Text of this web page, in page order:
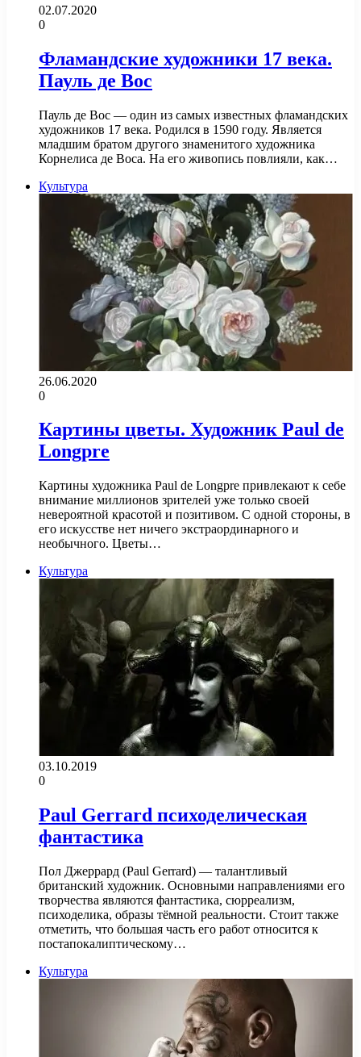
02.07.2020
0
Фламандские художники 17 века.
Пауль де Вос
Пауль де Вос — один из самых известных фламандских
художников 17 века. Родился в 1590 году. Является
младшим братом другого знаменитого художника
Корнелиса де Воса. На его живопись повлияли, как…
Культура
26.06.2020
0
Картины цветы. Художник Paul de
Longpre
Картины художника Paul de Longpre привлекают к себе
внимание миллионов зрителей уже только своей
невероятной красотой и позитивом. С одной стороны, в
его искусстве нет ничего экстраординарного и
необычного. Цветы…
Культура
03.10.2019
0
Paul Gerrard психоделическая
фантастика
Пол Джеррард (Paul Gerrard) — талантливый
британский художник. Основными направлениями его
творчества являются фантастика, сюрреализм,
психоделика, образы тёмной реальности. Стоит также
отметить, что большая часть его работ относится к
постапокалиптическому…
Культура